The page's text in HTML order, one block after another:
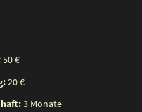
50 €
20 €
3 Monate